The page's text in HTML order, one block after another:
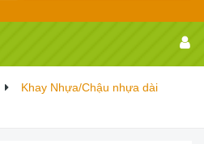
Khay Nhựa/Chậu nhựa dài